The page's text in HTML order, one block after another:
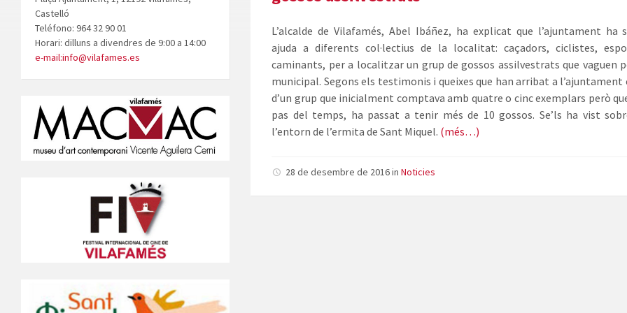
L’alcalde de Vilafamés, Abel Ibáñez, ha explicat que l’ajuntament ha
ajuda a diferents col·lectius de la localitat: caçadors, ciclistes,
caminants, per a localitzar un grup de gossos assilvestrats que vaguen
municipal. Segons els testimonis i queixes que han arribat a l’ajuntament
d’un grup que inicialment comptava amb quatre o cinc exemplars però
pas del temps, ha passat a tenir més de 10 gossos. Se’ls ha vist
l’entorn de l’ermita de Sant Miquel. (més…)
28 de desembre de 2016inNoticies
Castelló
Teléfono: 964 32 90 01
Horari: dilluns a divendres de 9:00 a 14:00
e-mail:info@vilafames.es